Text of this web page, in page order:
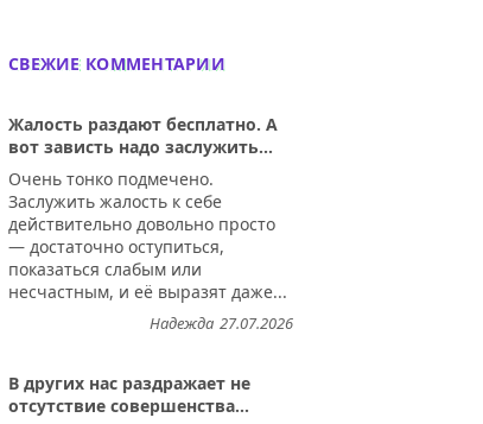
СВЕЖИЕ КОММЕНТАРИИ
Жалость раздают бесплатно. А
вот зависть надо заслужить...
Очень тонко подмечено.
Заслужить жалость к себе
действительно довольно просто
— достаточно оступиться,
показаться слабым или
несчастным, и её выразят даже...
27.07.2026
Надежда
В других нас раздражает не
отсутствие совершенства...